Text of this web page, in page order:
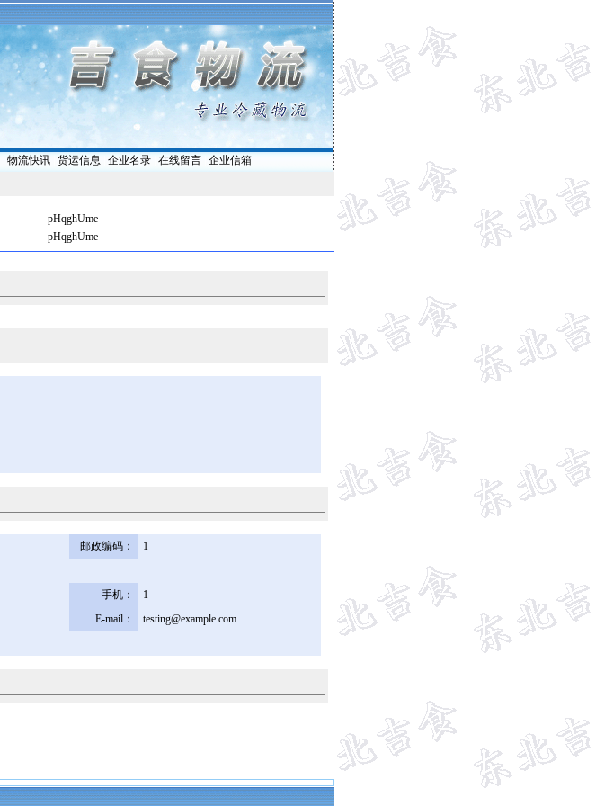
物流快讯| 货运信息 企业名录| 在线留言| 企业信箱
pHqghUme
pHqghUme
邮政编码：
1
手机：
1
E-mail：
testing@example.com